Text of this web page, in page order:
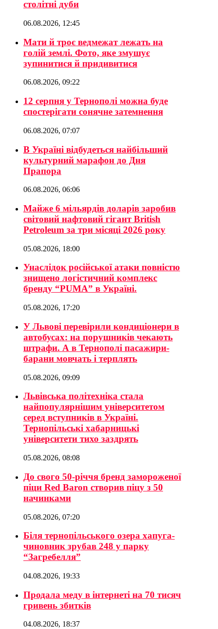
столітні дуби
06.08.2026, 12:45
Мати й троє ведмежат лежать на
голій землі. Фото, яке змушує
зупинитися й придивитися
06.08.2026, 09:22
12 серпня у Тернополі можна буде
спостерігати сонячне затемнення
06.08.2026, 07:07
В Україні відбудеться найбільший
культурний марафон до Дня
Прапора
06.08.2026, 06:06
Майже 6 мільярдів доларів заробив
світовий нафтовий гігант British
Petroleum за три місяці 2026 року
05.08.2026, 18:00
Унаслідок російської атаки повністю
знищено логістичний комплекс
бренду “PUMA” в Україні.
05.08.2026, 17:20
У Львові перевірили кондиціонери в
автобусах: на порушників чекають
штрафи. А в Тернополі пасажири-
барани мовчать і терплять
05.08.2026, 09:09
Львівська політехніка стала
найпопулярнішим університетом
серед вступників в Україні.
Тернопільські хабарницькі
університети тихо заздрять
05.08.2026, 08:08
До свого 50-річчя бренд замороженої
піци Red Baron створив піцу з 50
начинками
05.08.2026, 07:20
Біля тернопільського озера хапуга-
чиновник зрубав 248 у парку
“Загребелля”
04.08.2026, 19:33
Продала меду в інтернеті на 70 тисяч
гривень збитків
04.08.2026, 18:37